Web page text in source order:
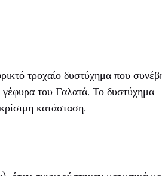
τροχαίο δυστύχημα που
του Γαλατά. Το δυστύχημα
κατάσταση.